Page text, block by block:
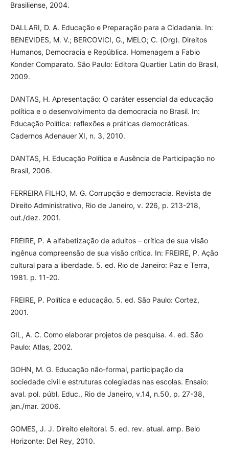
Brasiliense, 2004.
DALLARI, D. A. Educação e Preparação para a Cidadania. In:
BENEVIDES, M. V.; BERCOVICI, G., MELO; C. (Org). Direitos
Humanos, Democracia e República. Homenagem a Fabio
Konder Comparato. São Paulo: Editora Quartier Latin do Brasil,
2009.
DANTAS, H. Apresentação: O caráter essencial da educação
política e o desenvolvimento da democracia no Brasil. In:
Educação Política: reflexões e práticas democráticas.
Cadernos Adenauer XI, n. 3, 2010.
DANTAS, H. Educação Política e Ausência de Participação no
Brasil, 2006.
FERREIRA FILHO, M. G. Corrupção e democracia. Revista de
Direito Administrativo, Rio de Janeiro, v. 226, p. 213-218,
out./dez. 2001.
FREIRE, P. A alfabetização de adultos – crítica de sua visão
ingênua compreensão de sua visão crítica. In: FREIRE, P. Ação
cultural para a liberdade. 5. ed. Rio de Janeiro: Paz e Terra,
1981. p. 11-20.
FREIRE, P. Política e educação. 5. ed. São Paulo: Cortez,
2001.
GIL, A. C. Como elaborar projetos de pesquisa. 4. ed. São
Paulo: Atlas, 2002.
GOHN, M. G. Educação não-formal, participação da
sociedade civil e estruturas colegiadas nas escolas. Ensaio:
aval. pol. públ. Educ., Rio de Janeiro, v.14, n.50, p. 27-38,
jan./mar. 2006.
GOMES, J. J. Direito eleitoral. 5. ed. rev. atual. amp. Belo
Horizonte: Del Rey, 2010.